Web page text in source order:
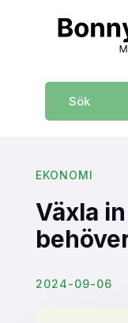
EKONOMI
Växla
2024-09-06